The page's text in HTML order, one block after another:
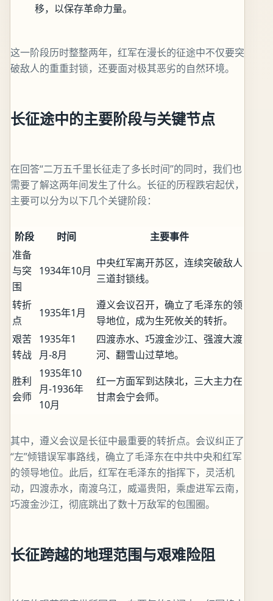
移，以保存革命力量。
这一阶段历时整整两年，红军在漫长的征途中不仅要突
破敌人的重重封锁，还要面对极其恶劣的自然环境。
长征途中的主要阶段与关键节点
在回答“二万五千里长征走了多长时间”的同时，我们也
需要了解这两年间发生了什么。长征的历程跌宕起伏，
主要可以分为以下几个关键阶段：
阶段 时间
主要事件
准备
与突
围
1934年10月
中央红军离开苏区，连续突破敌人
三道封锁线。
转折
点
1935年1月
遵义会议召开，确立了毛泽东的领
导地位，成为生死攸关的转折。
艰苦
转战
1935年1
月-8月
四渡赤水、巧渡金沙江、强渡大渡
河、翻雪山过草地。
胜利
会师
1935年10
月-1936年
10月
红一方面军到达陕北，三大主力在
甘肃会宁会师。
其中，遵义会议是长征中最重要的转折点。会议纠正了
“左”倾错误军事路线，确立了毛泽东在中共中央和红军
的领导地位。此后，红军在毛泽东的指挥下，灵活机
动，四渡赤水，南渡乌江，威逼贵阳，乘虚进军云南，
巧渡金沙江，彻底跳出了数十万敌军的包围圈。
长征跨越的地理范围与艰难险阻